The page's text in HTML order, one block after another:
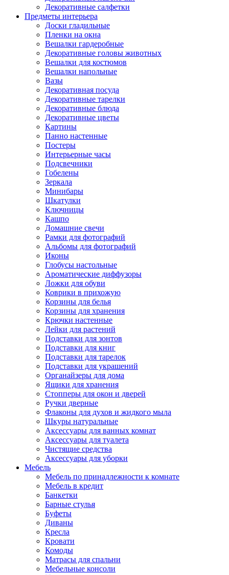
Декоративные салфетки
Предметы интерьера
Доски гладильные
Пленки на окна
Вешалки гардеробные
Декоративные головы животных
Вешалки для костюмов
Вешалки напольные
Вазы
Декоративная посуда
Декоративные тарелки
Декоративные блюда
Декоративные цветы
Картины
Панно настенные
Постеры
Интерьерные часы
Подсвечники
Гобелены
Зеркала
Минибары
Шкатулки
Ключницы
Кашпо
Домашние свечи
Рамки для фотографий
Альбомы для фотографий
Иконы
Глобусы настольные
Ароматические диффузоры
Ложки для обуви
Коврики в прихожую
Корзины для белья
Корзины для хранения
Крючки настенные
Лейки для растений
Подставки для зонтов
Подставки для книг
Подставки для тарелок
Подставки для украшений
Органайзеры для дома
Ящики для хранения
Стопперы для окон и дверей
Ручки дверные
Флаконы для духов и жидкого мыла
Шкуры натуральные
Аксессуары для ванных комнат
Аксессуары для туалета
Чистящие средства
Аксессуары для уборки
Мебель
Мебель по принадлежности к комнате
Мебель в кредит
Банкетки
Барные стулья
Буфеты
Диваны
Кресла
Кровати
Комоды
Матрасы для спальни
Мебельные консоли